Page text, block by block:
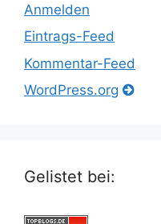
Anmelden
Eintrags-Feed
Kommentar-Feed
WordPress.org
Gelistet bei: